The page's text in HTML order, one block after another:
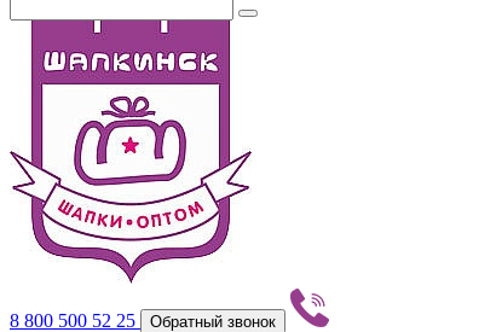
8 800 500 52 25 Обратный звонок